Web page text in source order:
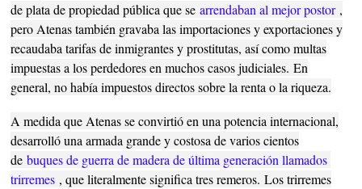
de plata de propiedad pública que searrendaban al mejor postor ,
pero Atenas también gravaba las importaciones y exportaciones y
recaudaba tarifas de inmigrantes y prostitutas, así como multas
impuestas a los perdedores en muchos casos judiciales.En
general, no había impuestos directos sobre la renta o la riqueza.
A medida que Atenas se convirtió en una potencia internacional,
desarrolló una armada grande y costosa de varios cientos
debuques de guerra de madera de última generación llamados
trirremes , que literalmente significa tres remeros.Los trirremes